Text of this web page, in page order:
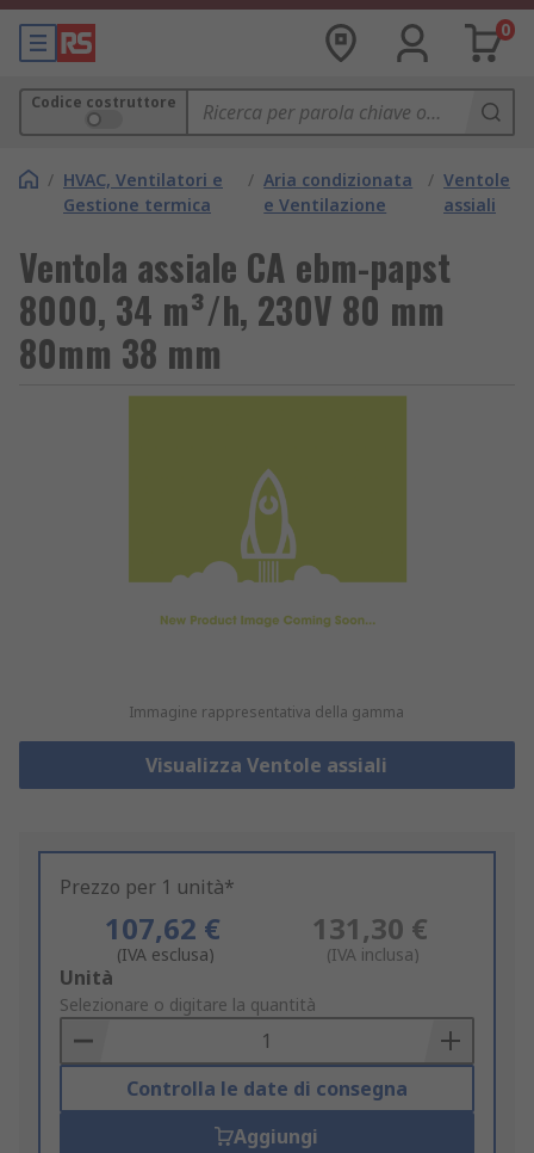
0
Codice costruttore
/ HVAC, Ventilatori e
Gestione termica
/ Aria condizionata
e Ventilazione
/ Ventole
assiali
Ventola assiale CA ebm-papst
8000, 34 m³/h, 230V 80 mm
80mm 38 mm
Immagine rappresentativa della gamma
Visualizza Ventole assiali
Prezzo per 1 unità*
107,62 €
(IVA esclusa)
131,30 €
(IVA inclusa)
Add
to
Basket
Unità
Selezionare o digitare la quantità
Controlla le date di consegna
Aggiungi